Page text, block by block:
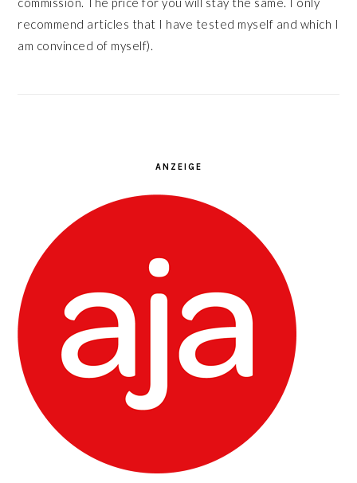
recommend articles that I have tested myself and which I
am convinced of myself).
ANZEIGE